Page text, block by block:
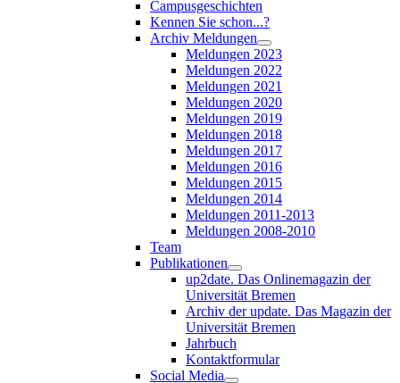
Campusgeschichten
Kennen Sie schon...?
Archiv Meldungen
Meldungen 2023
Meldungen 2022
Meldungen 2021
Meldungen 2020
Meldungen 2019
Meldungen 2018
Meldungen 2017
Meldungen 2016
Meldungen 2015
Meldungen 2014
Meldungen 2011-2013
Meldungen 2008-2010
Team
Publikationen
up2date. Das Onlinemagazin der
Universität Bremen
Archiv der update. Das Magazin der
Universität Bremen
Jahrbuch
Kontaktformular
Social Media